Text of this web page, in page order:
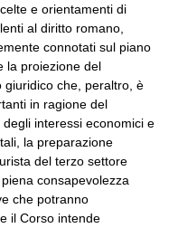
e orientamenti di
al diritto romano,
connotati sul piano
la proiezione del
giuridico che, peraltro, è
in ragione del
interessi economici e
la preparazione
del terzo settore
consapevolezza
che potranno
il Corso intende